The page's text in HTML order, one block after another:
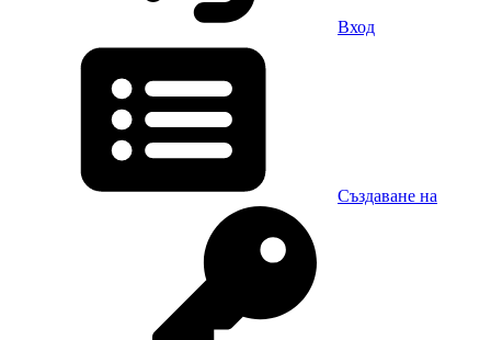
Вход
Създаване на